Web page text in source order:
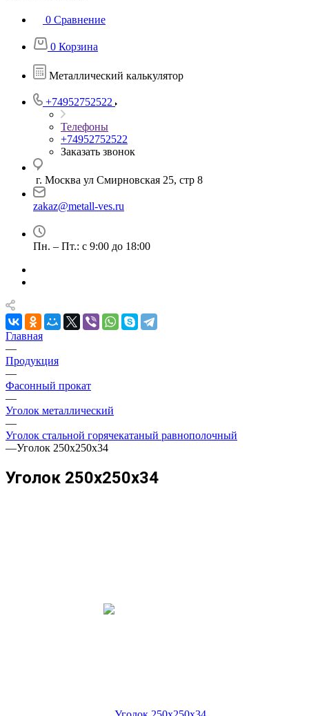
0 Сравнение
0 Корзина
Металлический калькулятор
+74952752522
Телефоны
+74952752522
Заказать звонок
г. Москва ул Смирновская 25, стр 8
zakaz@metall-ves.ru
Пн. – Пт.: с 9:00 до 18:00
Главная
—
Продукция
—
Фасонный прокат
—
Уголок металлический
—
Уголок стальной горячекатаный равнополочный
—Уголок 250х250х34
Уголок 250х250х34